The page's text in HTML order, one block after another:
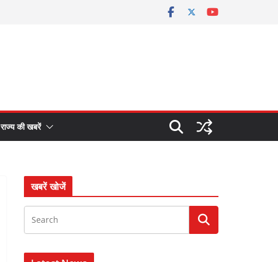
राज्य की खबरें
खबरें खोजें